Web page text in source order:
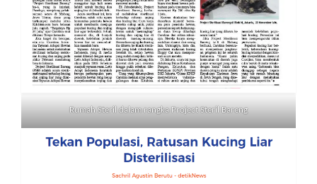
Rumah Steril dalam rangka Project Steril Bareng